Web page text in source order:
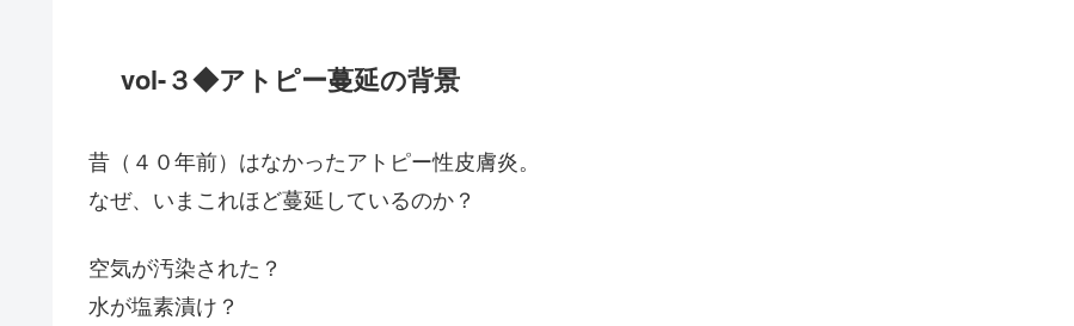
vol-３◆アトピー蔓延の背景
昔（４０年前）はなかったアトピー性皮膚炎。
なぜ、いまこれほど蔓延しているのか？
空気が汚染された？
水が塩素漬け？